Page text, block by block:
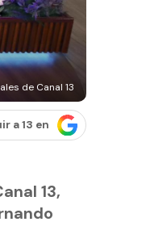
de Canal 13
a 13 en
13,